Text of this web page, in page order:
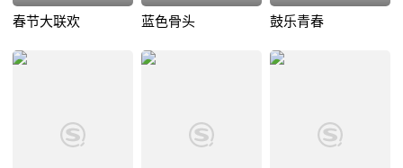
春节大联欢 蓝色骨头 鼓乐青春